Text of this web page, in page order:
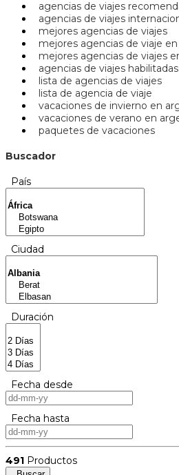
agencias de viajes
agencias de viajes
mejores agencias de viajes
mejores agencias de viaje
mejores agencias de viajes
agencias de viajes habilitadas
lista de agencias de viajes
lista de agencia de viaje
vacaciones de invierno en
vacaciones de verano en
paquetes de vacaciones
Buscador
País
Ciudad
Duración
Fecha desde
Fecha hasta
491 Productos